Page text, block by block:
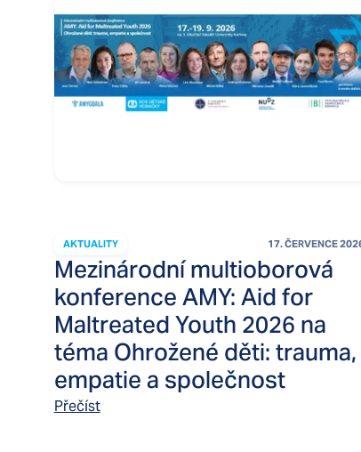
AKTUALITY 17. ČERVENCE
Mezinárodní multioborová
konference AMY: Aid for
Maltreated Youth 2026 na
téma Ohrožené děti: trauma,
empatie a společnost
Přečíst